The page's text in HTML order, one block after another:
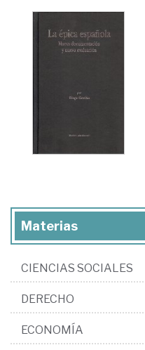
Materias
CIENCIAS SOCIALES
DERECHO
ECONOMÍA